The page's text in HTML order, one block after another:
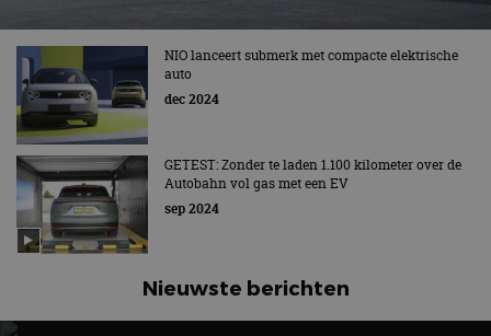
NIO lanceert submerk met compacte elektrische
auto
dec 2024
GETEST: Zonder te laden 1.100 kilometer over de
Autobahn vol gas met een EV
sep 2024
Nieuwste berichten